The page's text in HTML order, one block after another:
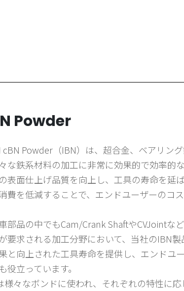
Powder
cBN Powder（IBN）は、超合金、ベアリン
な鉄系材料の加工に非常に効果的で効率的
表面仕上げ品質を向上し、工具の寿命を延
費を低減することで、エンドユーザーのコ
部品の中でもCam/Crank ShaftやCVJointな
要求される加工分野において、当社のIBN
と向上された工具寿命を提供し、エンドユ
役立っています。
様々なボンドに使われ、それぞれの特性に